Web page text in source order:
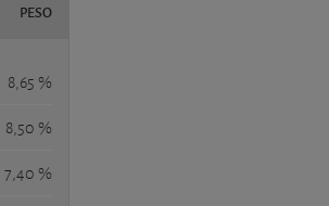
PESO
8,65 %
8,50 %
7,40 %